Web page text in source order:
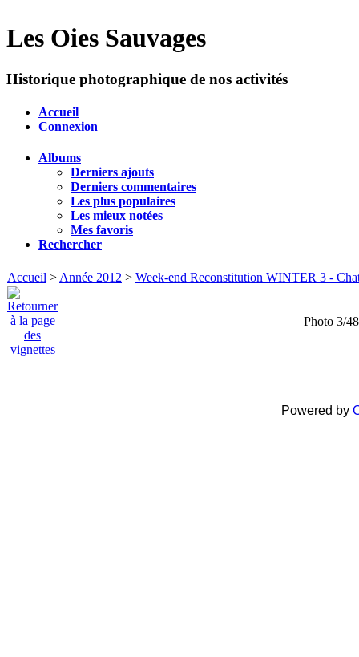
Les Oies Sauvages
Historique photographique de nos activités
Accueil
Connexion
Albums
Derniers ajouts
Derniers commentaires
Les plus populaires
Les mieux notées
Mes favoris
Rechercher
Accueil > Année 2012 > Week-end Reconstitution WINTER 3 -
Photo 3/48
Powered by